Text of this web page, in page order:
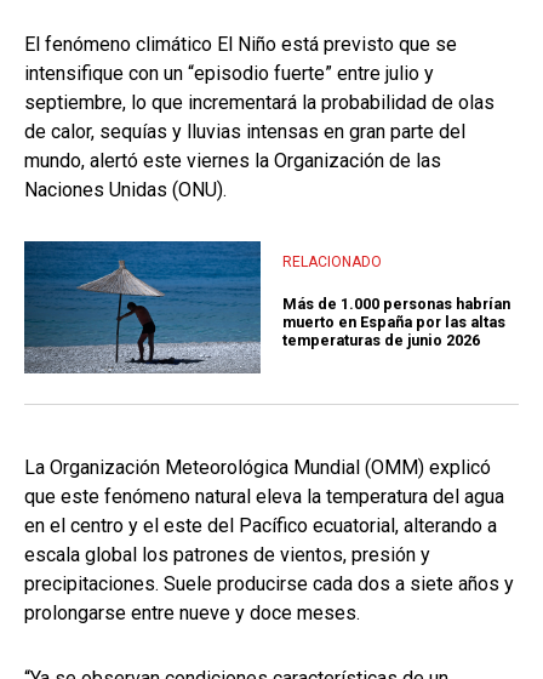
El fenómeno climático El Niño está previsto que se
intensifique con un “episodio fuerte” entre julio y
septiembre, lo que incrementará la probabilidad de olas
de calor, sequías y lluvias intensas en gran parte del
mundo, alertó este viernes la Organización de las
Naciones Unidas (ONU).
RELACIONADO
Más de 1.000 personas habrían
muerto en España por las altas
temperaturas de junio 2026
La Organización Meteorológica Mundial (OMM) explicó
que este fenómeno natural eleva la temperatura del agua
en el centro y el este del Pacífico ecuatorial, alterando a
escala global los patrones de vientos, presión y
precipitaciones. Suele producirse cada dos a siete años y
prolongarse entre nueve y doce meses.